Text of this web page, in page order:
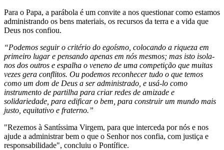
Para o Papa, a parábola é um convite a nos questionar como estamos
administrando os bens materiais, os recursos da terra e a vida que
Deus nos confiou.
“Podemos seguir o critério do egoísmo, colocando a riqueza em
primeiro lugar e pensando apenas em nós mesmos; mas isto isola-
nos dos outros e espalha o veneno de uma competição que muitas
vezes gera conflitos. Ou podemos reconhecer tudo o que temos
como um dom de Deus a ser administrado, e usá-lo como
instrumento de partilha para criar redes de amizade e
solidariedade, para edificar o bem, para construir um mundo mais
justo, equitativo e fraterno.”
"Rezemos à Santíssima Virgem, para que interceda por nós e nos
ajude a administrar bem o que o Senhor nos confia, com justiça e
responsabilidade", concluiu o Pontífice.